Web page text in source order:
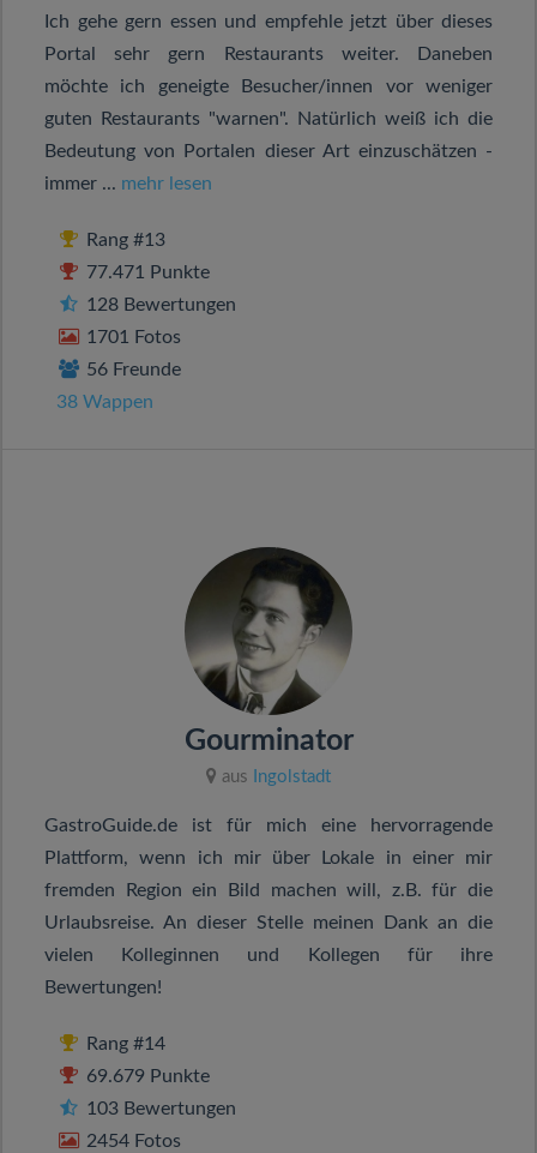
Ich gehe gern essen und empfehle jetzt über dieses
Portal sehr gern Restaurants weiter. Daneben
möchte ich geneigte Besucher/innen vor weniger
guten Restaurants "warnen". Natürlich weiß ich die
Bedeutung von Portalen dieser Art einzuschätzen -
immer ... mehr lesen
Rang #13
77.471 Punkte
128 Bewertungen
1701 Fotos
56 Freunde
38 Wappen
Gourminator
aus Ingolstadt
GastroGuide.de ist für mich eine hervorragende
Plattform, wenn ich mir über Lokale in einer mir
fremden Region ein Bild machen will, z.B. für die
Urlaubsreise. An dieser Stelle meinen Dank an die
vielen Kolleginnen und Kollegen für ihre
Bewertungen!
Rang #14
69.679 Punkte
103 Bewertungen
2454 Fotos